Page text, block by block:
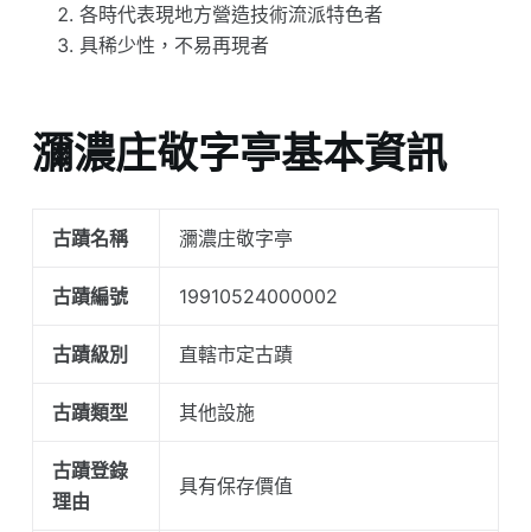
各時代表現地方營造技術流派特色者
具稀少性，不易再現者
瀰濃庄敬字亭基本資訊
古蹟名稱 瀰濃庄敬字亭
古蹟編號 19910524000002
古蹟級別 直轄市定古蹟
古蹟類型 其他設施
古蹟登錄
理由
具有保存價值